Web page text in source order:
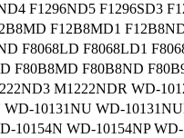
F1296ND5 F1296SD3
F12B8MD1
F8068LD F8068LD1
F80B8MD F80B8ND
M1222NDR WD-
10131NU WD-
10154N WD-10154NP